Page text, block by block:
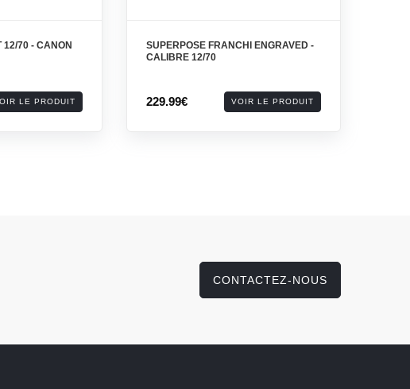
12/70 - CANON
LE PRODUIT
SUPERPOSE FRANCHI ENGRAVED -
CALIBRE 12/70
229.99€ VOIR LE PRODUIT
CONTACTEZ-NOUS